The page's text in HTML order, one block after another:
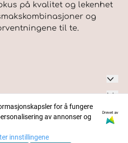
på kvalitet og lekenhet
og
til te.
nyheter, kunnskap om te,
for å fungere
av annonser og
Drevet av
innstillingene